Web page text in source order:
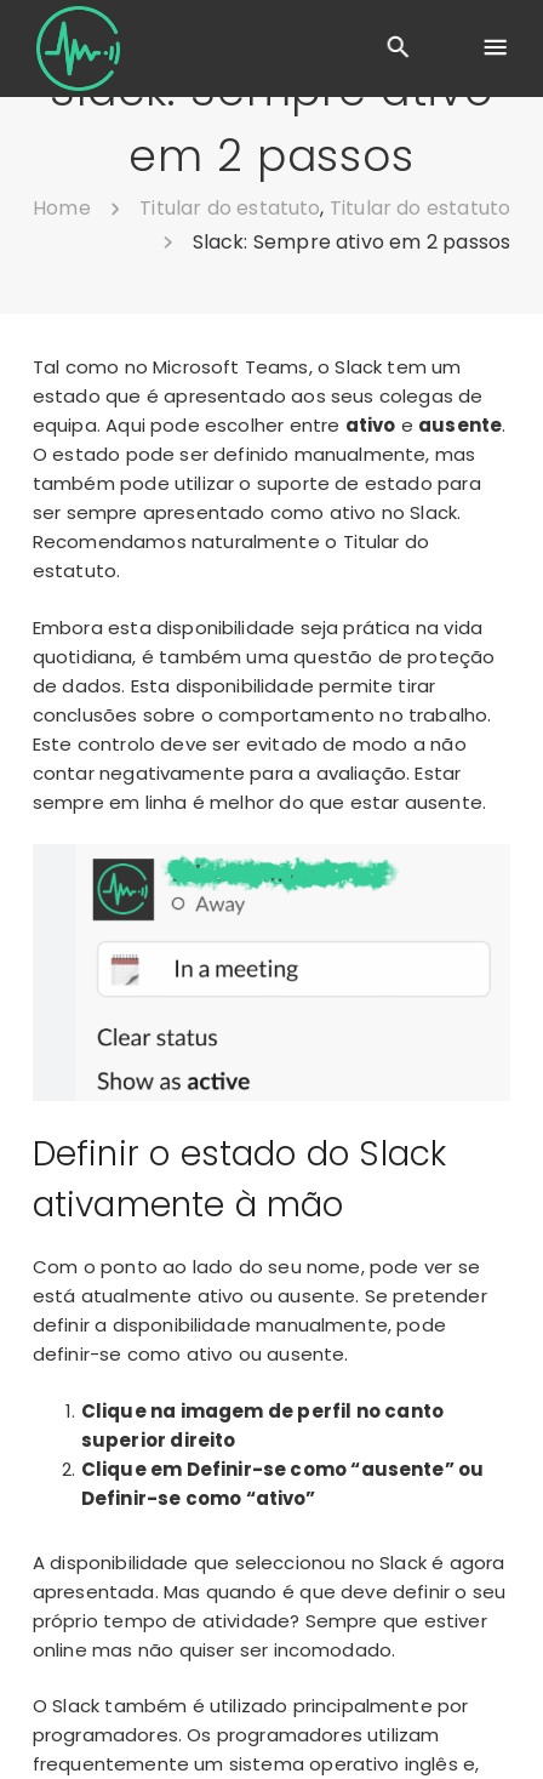
Slack: Sempre ativo
em 2 passos
Home Titular do estatuto, Titular do estatuto
Slack: Sempre ativo em 2 passos
Tal como noMicrosoft Teams, o Slack tem um
estado que é apresentado aos seus colegas de
equipa. Aqui pode escolher entre ativo e ausente.
O estado pode ser definido manualmente, mas
também pode utilizar o suporte de estado para
ser sempre apresentado como ativo no Slack.
Recomendamos naturalmente o Titular do
estatuto.
Embora esta disponibilidade seja prática na vida
quotidiana, é também uma questão de proteção
de dados. Esta disponibilidade permite tirar
conclusões sobre o comportamento no trabalho.
Este controlo deve ser evitado de modo a não
contar negativamente para a avaliação. Estar
sempre em linha é melhor do que estar ausente.
Definir o estado do Slack
ativamente à mão
Com o ponto ao lado do seu nome, pode ver se
está atualmente ativo ou ausente. Se pretender
definir a disponibilidade manualmente, pode
definir-se como ativo ou ausente.
Clique na imagem de perfil no canto
superior direito
Clique em Definir-se como “ausente” ou
Definir-se como “ativo”
A disponibilidade que seleccionou no Slack é agora
apresentada. Mas quando é que deve definir o seu
próprio tempo de atividade? Sempre que estiver
online mas não quiser ser incomodado.
O Slack também é utilizado principalmente por
programadores. Os programadores utilizam
frequentemente um sistema operativo inglês e,